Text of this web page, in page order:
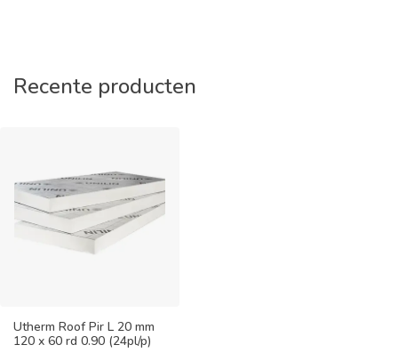
Recente producten
Utherm Roof Pir L 20 mm
120 x 60 rd 0.90 (24pl/p)